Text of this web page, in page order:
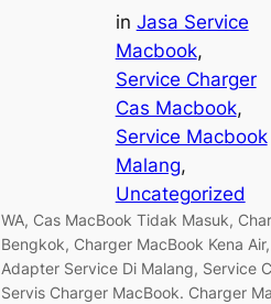
in Jasa Service
Macbook
Service Charger
Cas Macbook
Service Macbook
Malang
Uncategorized
WA, Cas MacBook Tidak Masuk,
Bengkok, Charger MacBook Kena
Adapter Service Di Malang, Service
Servis Charger MacBook. Charger